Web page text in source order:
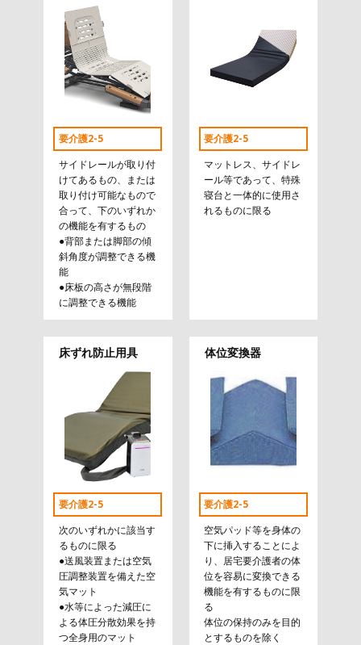
要介護2-5
サイドレールが取り付
けてあるもの、または
取り付け可能なもので
合って、下のいずれか
の機能を有するもの
●背部または脚部の傾
斜角度が調整できる機
能
●床板の高さが無段階
に調整できる機能
要介護2-5
マットレス、サイドレ
ール等であって、特殊
寝台と一体的に使用さ
れるものに限る
床ずれ防止用具
要介護2-5
次のいずれかに該当す
るものに限る
●送風装置または空気
圧調整装置を備えた空
気マット
●水等によった減圧に
よる体圧分散効果を持
つ全身用のマット
体位変換器
要介護2-5
空気パッド等を身体の
下に挿入することによ
り、居宅要介護者の体
位を容易に変換できる
機能を有するものに限
る
体位の保持のみを目的
とするものを除く